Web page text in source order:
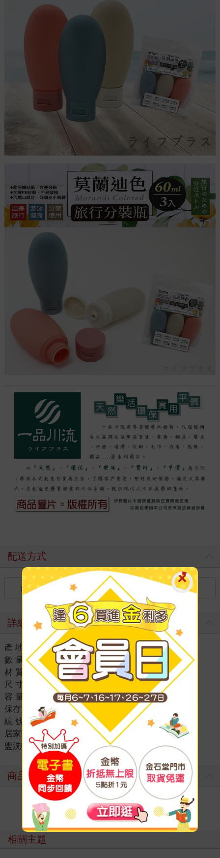
配送方式
台灣 國內宅配：本島（廠商出貨）
詳細資料
產 地：中國
數 量：3入x3組
材 質：PP / LDPE
尺 寸：約11 X 5 X 高3cm
容 量：60ml
保存方式：置於乾燥處
編 號：172912-3組
居家休閒
＞ 旅遊用品 | 行李箱 收納 | 小物 ＞
盥洗收納
商品評價
寫評價
相關主題